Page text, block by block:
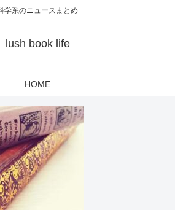
学系のニュースまとめ
lush book life
HOME